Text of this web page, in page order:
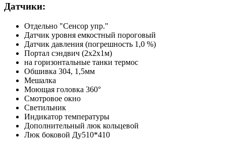
Датчики:
Отдельно "Сенсор упр."
Датчик уровня емкостный пороговый
Датчик давления (погрешность 1,0 %)
Портал сэндвич (2х2х1м)
на горизонтальные танки термос
Обшивка 304, 1,5мм
Мешалка
Моющая головка 360°
Смотровое окно
Светильник
Индикатор температуры
Дополнительный люк кольцевой
Люк боковой Ду510*410